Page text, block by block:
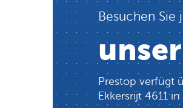
Besuchen Sie
Prestop verfügt
Ekkersrijt 4611